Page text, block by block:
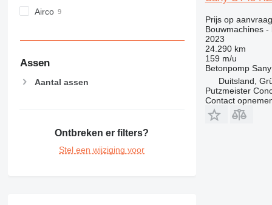
Airco
Assen
Aantal assen
Ontbreken er filters?
Stel een wijziging voor
Prijs op aanvraag
Bouwmachines -
2023
24.290 km
159 m/u
Betonpomp
Duitsland,
Putzmeister
Contact